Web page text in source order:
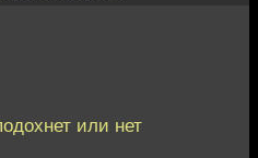
или нет